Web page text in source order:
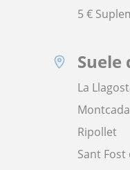
5 €
Suele
La
Ripollet
Sant